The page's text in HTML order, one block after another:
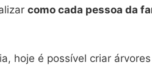
como cada pessoa da
hoje é possível criar